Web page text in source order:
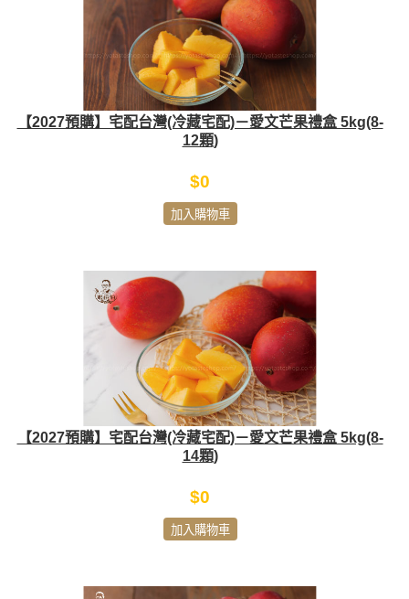
【2027預購】宅配台灣(冷藏宅配)－愛文芒果禮盒 5kg(8-
12顆)
$0
加入購物車
【2027預購】宅配台灣(冷藏宅配)－愛文芒果禮盒 5kg(8-
14顆)
$0
加入購物車